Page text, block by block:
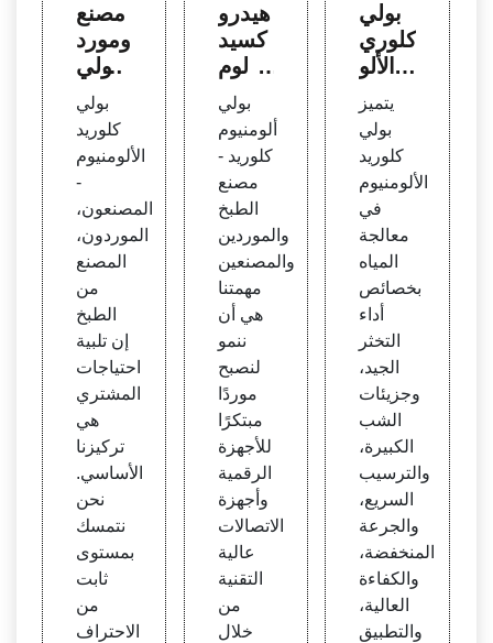
مصنع
ومورد
بولي
كلوري
د الألو
منيوم
بالجمل
مة أس
عار ال
مصنع
| طن
السنة
بولي
كلوريد
الألومنيوم
-
المصنعون،
الموردون،
المصنع
من
الطبخ
إن تلبية
احتياجات
المشتري
هي
تركيزنا
الأساسي.
نحن
نتمسك
بمستوى
ثابت
من
الاحتراف
هيدرو
كسيد
الألوم
نيوم،
كبريتا
ت الأل
ومنيو
م، الأل
ومينا ا
لمنش
طة -
مصنع
ومورد
كلوري
د البو
لي ألو
منيوم
بالجمل
ة، قائ
مة أس
عار ال
مصنع
| طن
سنة
بولي
ألومنيوم
كلوريد -
مصنع
الطبخ
والموردين
والمصنعين
مهمتنا
هي أن
ننمو
لنصبح
موردًا
مبتكرًا
للأجهزة
الرقمية
وأجهزة
الاتصالات
عالية
التقنية
من
خلال
بولي
كلوري
د الألو
(PA
C) - م
ادة كي
ميائية
لمعال
جة ال
مياه
يتميز
بولي
كلوريد
الألومنيوم
في
معالجة
المياه
بخصائص
أداء
التخثر
الجيد،
وجزيئات
الشب
الكبيرة،
والترسيب
السريع،
والجرعة
المنخفضة،
والكفاءة
العالية،
والتطبيق